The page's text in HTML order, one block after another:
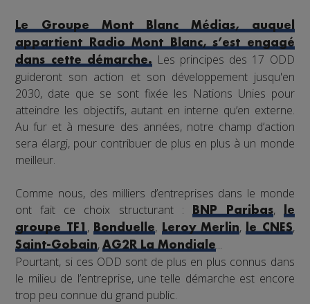
Le Groupe Mont Blanc Médias, auquel
appartient Radio Mont Blanc, s’est engagé
dans cette démarche.Les principes des 17 ODD
guideront son action et son développement jusqu'en
2030, date que se sont fixée les Nations Unies pour
atteindre les objectifs, autant en interne qu’en externe.
Au fur et à mesure des années, notre champ d’action
sera élargi, pour contribuer de plus en plus à un monde
meilleur.
Comme nous, des milliers d’entreprises dans le monde
ont fait ce choix structurant :
BNP Paribas,
le
groupe TF1 , Bonduelle, Leroy Merlin, le CNES,
Saint-Gobain,AG2R La Mondiale...
Pourtant, si ces ODD sont de plus en plus connus dans
le milieu de l’entreprise, une telle démarche est encore
trop peu connue du grand public.